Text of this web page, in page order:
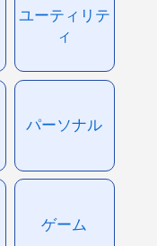
ユーティリテ
ィ
パーソナル
ゲーム